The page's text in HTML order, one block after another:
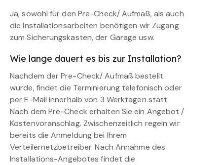
Ja, sowohl für den Pre-Check/ Aufmaß, als auch
die Installationsarbeiten benötigen wir Zugang
zum Sicherungskasten, der Garage usw.
Wie lange dauert es bis zur Installation?
Nachdem der Pre-Check/ Aufmaß bestellt
wurde, findet die Terminierung telefonisch oder
per E-Mail innerhalb von 3 Werktagen statt.
Nach dem Pre-Check erhalten Sie ein Angebot /
Kostenvoranschlag. Zwischenzeitlich regeln wir
bereits die Anmeldung bei Ihrem
Verteilernetzbetreiber. Nach Annahme des
Installations-Angebotes findet die